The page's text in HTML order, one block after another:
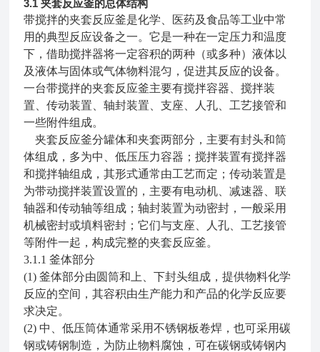
3.1夹套反应釜的总体结构
带搅拌的夹套反应釜是化学、医药及食品等工业中常
用的典型反应设备之一。它是一种在一定压力和温度
下，借助搅拌器将一定容积的两种（或多种）液体以
及液体与固体或气体物料混匀，促进其反应的设备。
一台带搅拌的夹套反应釜主要有搅拌容器、搅拌装
置、传动装置、轴封装置、支座、人孔、工艺接管和
一些附件组成。
夹套反应釜分罐体和夹套两部分，主要有封头和筒
体组成，多为中、低压压力容器；搅拌装置有搅拌器
和搅拌轴组成，其形式通常由工艺而定；传动装置是
为带动搅拌装置设置的，主要有电动机、减速器、联
轴器和传动轴等组成；轴封装置为动密封，一般采用
机械密封或填料密封；它们与支座、人孔、工艺接管
等附件一起，构成完整的夹套反应釜。
3.1.1釜体部分
(1)釜体部分由圆筒和上、下封头组成，提供物料化学
反应的空间，其容积由生产能力和产品的化学反应要
求决定。
(2) 中、低压筒体通常采用不锈钢板卷焊，也可采用碳
钢或铸钢制造，为防止物料腐蚀，可在碳钢或铸钢内